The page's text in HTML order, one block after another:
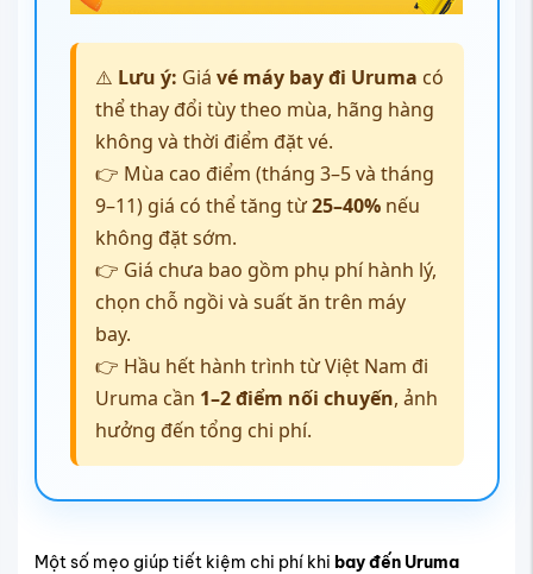
⚠️ Lưu ý: Giá vé máy bay đi Uruma có
thể thay đổi tùy theo mùa, hãng hàng
không và thời điểm đặt vé.
👉 Mùa cao điểm (tháng 3–5 và tháng
9–11) giá có thể tăng từ25–40%nếu
không đặt sớm.
👉 Giá chưa bao gồm phụ phí hành lý,
chọn chỗ ngồi và suất ăn trên máy
bay.
👉 Hầu hết hành trình từ Việt Nam đi
Uruma cần 1–2 điểm nối chuyến, ảnh
hưởng đến tổng chi phí.
Một số mẹo giúp tiết kiệm chi phí khi bay đến Uruma